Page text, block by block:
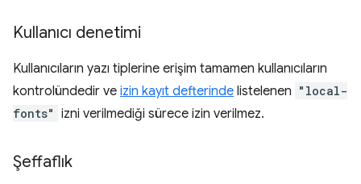
Kullanıcı denetimi
Kullanıcıların yazı tiplerine erişim tamamen kullanıcıların
kontrolündedir ve izin kayıt defterinde listelenen "local-
fonts" izni verilmediği sürece izin verilmez.
Şeffaflık